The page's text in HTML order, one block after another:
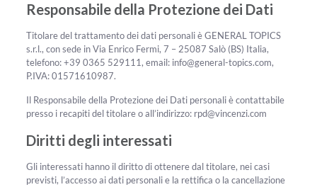
Responsabile della Protezione dei Dati
Titolare del trattamento dei dati personali è GENERAL TOPICS
s.r.l., con sede in Via Enrico Fermi, 7 – 25087 Salò (BS) Italia,
telefono: +39 0365 529111, email: info@general-topics.com,
P.IVA: 01571610987.
Il Responsabile della Protezione dei Dati personali è contattabile
presso i recapiti del titolare o all’indirizzo: rpd@vincenzi.com
Diritti degli interessati
Gli interessati hanno il diritto di ottenere dal titolare, nei casi
previsti, l’accesso ai dati personali e la rettifica o la cancellazione